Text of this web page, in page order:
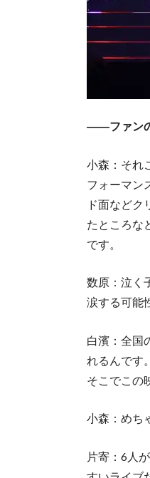
――ファンの
小森：それ
フォーマン
ド面など
たところな
です。
数原：泣く
涙する可能
白濱：全国
れるんです
そこでこの
小森：めち
片寄：6人